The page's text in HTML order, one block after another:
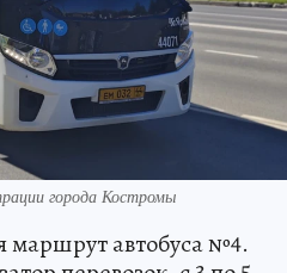
города Костромы
маршрут автобуса №4.